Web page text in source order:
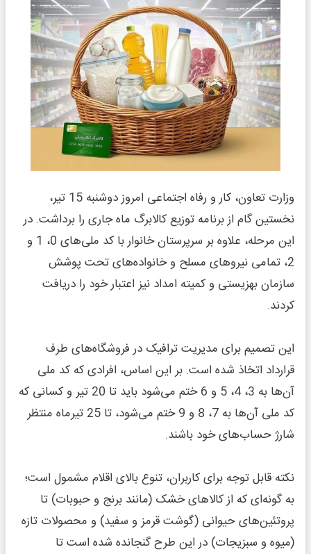
وزارت تعاون، کار و رفاه اجتماعی امروز دوشنبه 15 تیر،
نخستین گام از برنامه توزیع کالابرگ ماه جاری را برداشت. در
این مرحله، علاوه بر سرپرستان خانوار با کد ملی‌های 0، 1 و
2، تمامی نیروهای مسلح و خانواده‌های تحت پوشش
سازمان بهزیستی و کمیته امداد نیز اعتبار خود را دریافت
کردند.
این تصمیم برای مدیریت ترافیک در فروشگاه‌های طرف
قرارداد اتخاذ شده است. بر این اساس، افرادی که کد ملی
آن‌ها به 3، 4، 5 و 6 ختم می‌شود باید تا 20 تیر و کسانی که
کد ملی آن‌ها به 7، 8 و 9 ختم می‌شود، تا 25 تیرماه منتظر
شارژ حساب‌های خود باشند.
نکته قابل توجه برای کاربران، تنوع بالای اقلام مشمول است؛
به گونه‌ای که از کالاهای خشک (مانند برنج و حبوبات) تا
پروتئین‌های حیوانی (گوشت قرمز و سفید) و محصولات تازه
(میوه و سبزیجات) در این طرح گنجانده شده است تا